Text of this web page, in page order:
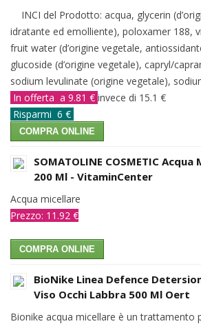
INCI del Prodotto: acqua, glycerin
idratante ed emolliente), poloxamer 188,
fruit water (d’origine vegetale,
glucoside (d’origine vegetale), capryl/
sodium levulinate (origine vegetale),
In offerta a 9.81 € invece di 15.1 €
Risparmi 6 €
COMPRA ONLINE
SOMATOLINE COSMETIC
200 Ml - VitaminCenter
Acqua micellare
Prezzo: 11.92 €
COMPRA ONLINE
BioNike Linea Defence
Viso Occhi Labbra 500 Ml Offert
Bionike acqua micellare è un trattamento